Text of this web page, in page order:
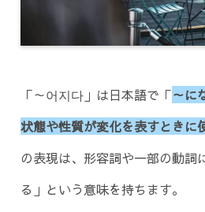
「～어지다」は日本語で「～に
状態や性質が変化を表すときに
の表現は、形容詞や一部の動詞
る」という意味を持ちます。